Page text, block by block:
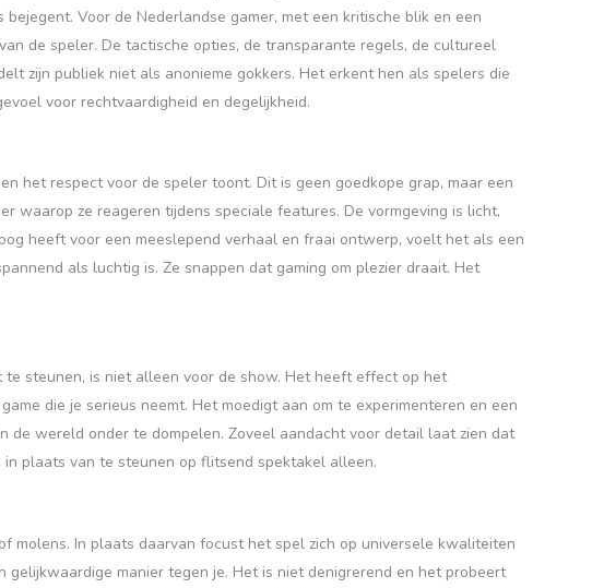
Voor de Nederlandse gamer, met een kritische blik en een
de speler. De tactische opties, de transparante regels, de cultureel
zijn publiek niet als anonieme gokkers. Het erkent hen als spelers die
voor rechtvaardigheid en degelijkheid.
het respect voor de speler toont. Dit is geen goedkope grap, maar een
waarop ze reageren tijdens speciale features. De vormgeving is licht,
heeft voor een meeslepend verhaal en fraai ontwerp, voelt het als een
als luchtig is. Ze snappen dat gaming om plezier draait. Het
te steunen, is niet alleen voor de show. Het heeft effect op het
die je serieus neemt. Het moedigt aan om te experimenteren en een
de wereld onder te dompelen. Zoveel aandacht voor detail laat zien dat
plaats van te steunen op flitsend spektakel alleen.
molens. In plaats daarvan focust het spel zich op universele kwaliteiten
manier tegen je. Het is niet denigrerend en het probeert